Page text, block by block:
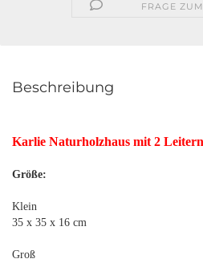
FRAGE
Beschreibung
Karlie Naturholzhaus mit 2 Leitern
Größe:
Klein
35 x 35 x 16 cm
Groß